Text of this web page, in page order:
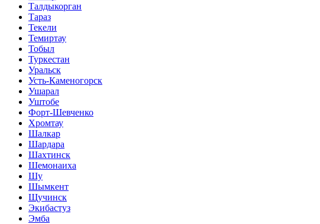
Талдыкорган
Тараз
Текели
Темиртау
Тобыл
Туркестан
Уральск
Усть-Каменогорск
Ушарал
Уштобе
Форт-Шевченко
Хромтау
Шалкар
Шардара
Шахтинск
Шемонаиха
Шу
Шымкент
Щучинск
Экибастуз
Эмба